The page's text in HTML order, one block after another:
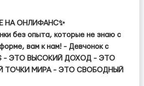
НА ОНЛИФАНС✨
без опыта, которые не знаю с
вам к нам! - Девчонок с
- ЭТО ВЫСОКИЙ ДОХОД - ЭТО
ТОЧКИ МИРА - ЭТО СВОБОДНЫЙ